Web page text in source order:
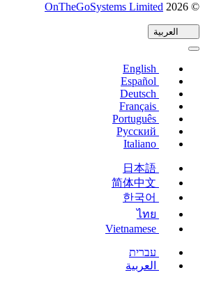
© 2026
OnTheGoSystems Limited(يفتح
العربية
עברית
العربية